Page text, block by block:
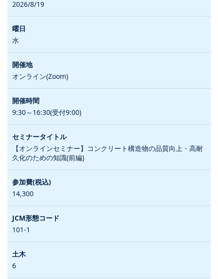
2026/8/19
水
オンライン(Zoom)
9:30～16:30(受付9:00)
【オンラインセミナー】コンクリート構造物の品質向上・高耐
久化のための知識(前編)
14,300
101-1
6